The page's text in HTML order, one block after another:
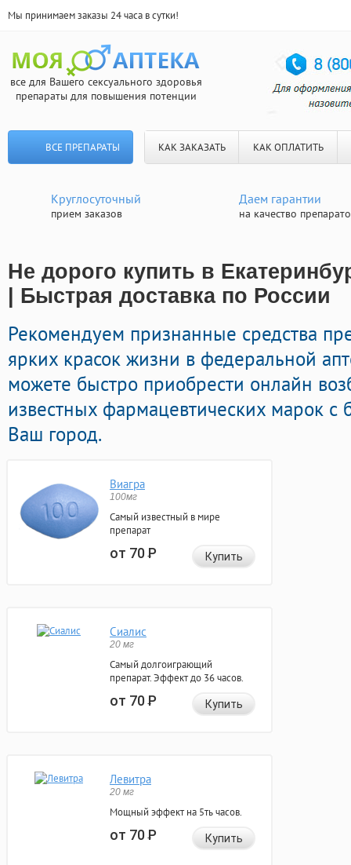
Мы принимаем заказы 24 часа в сутки!
все для Вашего сексуального здоровья
препараты для повышения потенции
ВСЕ ПРЕПАРАТЫ КАК ЗАКАЗАТЬ КАК ОПЛАТИТЬ
Круглосуточный
прием заказов
Даем гарантии
на качество
Не дорого купить в
| Быстрая доставка по России
Рекомендуем признанные средства
ярких красок жизни в федеральной
можете быстро приобрести онлайн
известных фармацевтических марок с
Ваш город.
Виагра
100мг
Самый известный в мире
препарат
от 70Р Купить
Сиалис
20 мг
Самый долгоиграющий
препарат. Эффект до 36 часов.
от 70Р Купить
Левитра
20 мг
Мощный эффект на 5ть часов.
от 70Р Купить